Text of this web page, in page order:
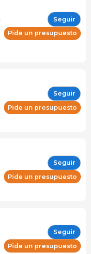
Seguir
Pide un presupuesto
Seguir
Pide un presupuesto
Seguir
Pide un presupuesto
Seguir
Pide un presupuesto